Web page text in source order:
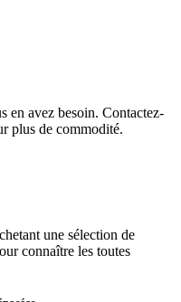
en avez besoin. Contactez-
plus de commodité.
une sélection de
connaître les toutes